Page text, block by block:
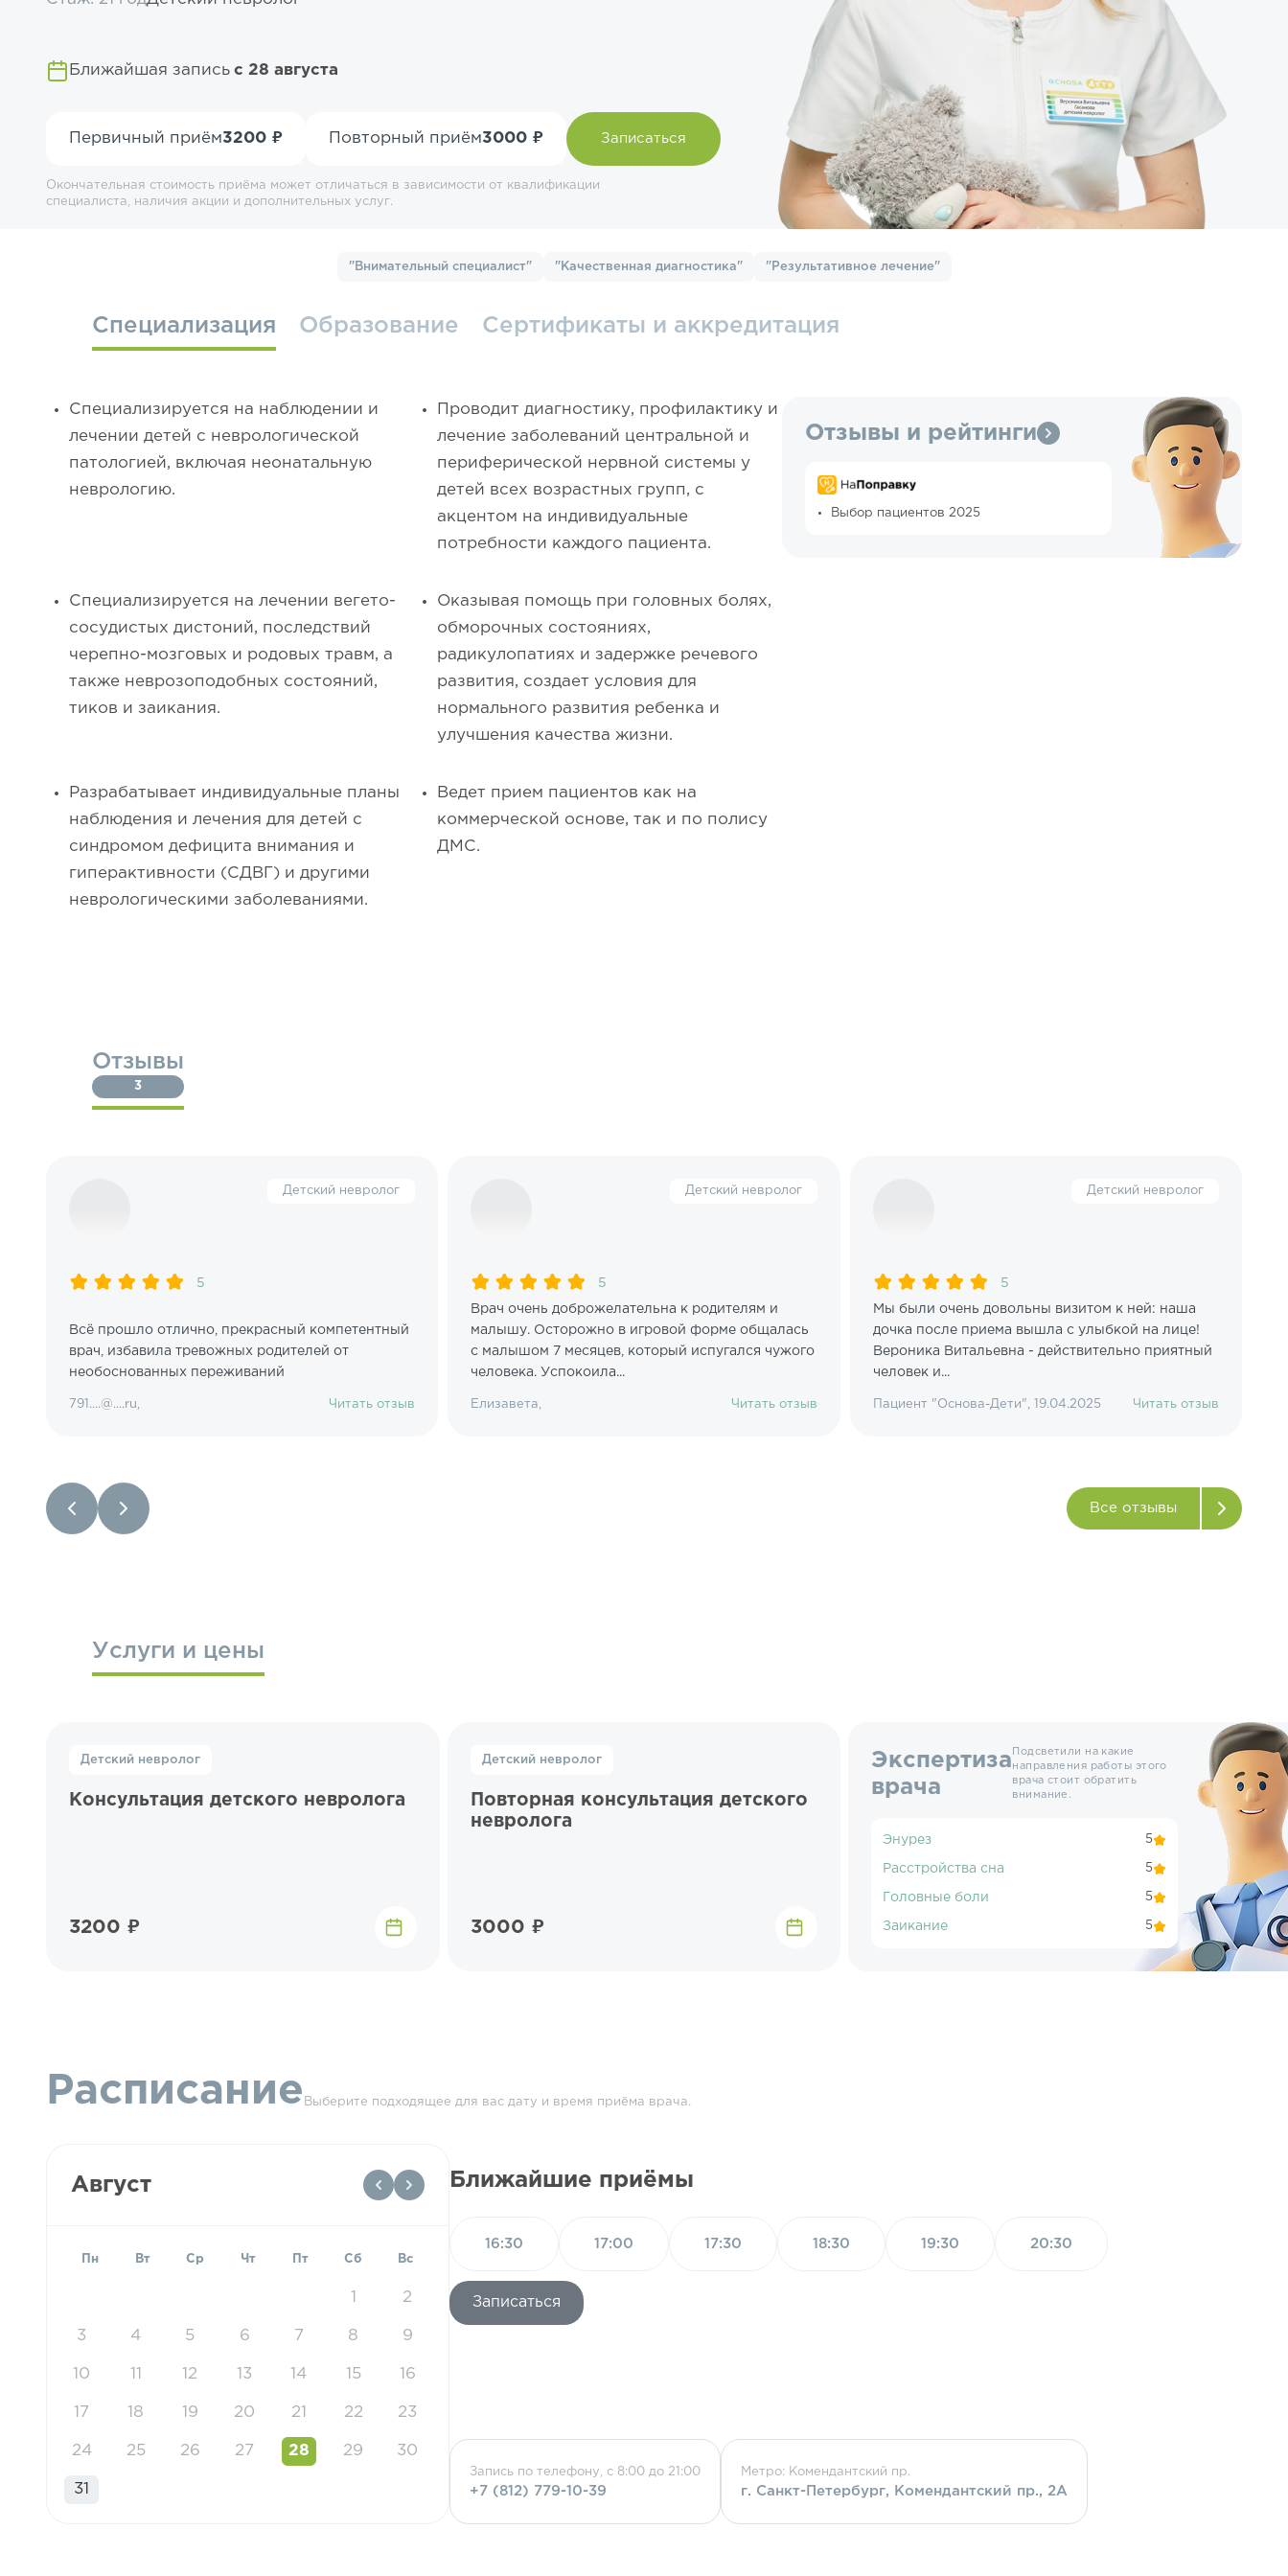
Ближайшая запись с 28 августа
Первичный приём3200 ₽ Повторный приём3000 ₽ Записаться
Окончательная стоимость приёма может отличаться в зависимости от квалификации
специалиста, наличия акции и дополнительных услуг.
"Внимательный специалист" "Качественная диагностика" "Результативное лечение"
Специализация Образование Сертификаты и аккредитация
Специализируется на наблюдении и
лечении детей с неврологической
патологией, включая неонатальную
неврологию.
Проводит диагностику, профилактику и
лечение заболеваний центральной и
периферической нервной системы у
детей всех возрастных групп, с
акцентом на индивидуальные
потребности каждого пациента.
Специализируется на лечении вегето-
сосудистых дистоний, последствий
черепно-мозговых и родовых травм, а
также неврозоподобных состояний,
тиков и заикания.
Оказывая помощь при головных болях,
обморочных состояниях,
радикулопатиях и задержке речевого
развития, создает условия для
нормального развития ребенка и
улучшения качества жизни.
Разрабатывает индивидуальные планы
наблюдения и лечения для детей с
синдромом дефицита внимания и
гиперактивности (СДВГ) и другими
неврологическими заболеваниями.
Ведет прием пациентов как на
коммерческой основе, так и по полису
ДМС.
Отзывы и рейтинги
Выбор пациентов 2025
Отзывы
3
Детский невролог
5
Всё прошло отлично, прекрасный компетентный
врач, избавила тревожных родителей от
необоснованных переживаний
791....@....ru, Читать отзыв
Детский невролог
5
Врач очень доброжелательна к родителям и
малышу. Осторожно в игровой форме общалась
с малышом 7 месяцев, который испугался чужого
человека. Успокоила...
Елизавета, Читать отзыв
Детский невролог
5
Мы были очень довольны визитом к ней: наша
дочка после приема вышла с улыбкой на лице!
Вероника Витальевна - действительно приятный
человек и...
Пациент "Основа-Дети", 19.04.2025 Читать отзыв
Все отзывы
Услуги и цены
Детский невролог
Консультация детского невролога
3200 ₽
Детский невролог
Повторная консультация детского
невролога
3000 ₽
Экспертиза
врача
Подсветили на какие
направления работы этого
врача стоит обратить
внимание.
Энурез 5
Расстройства сна 5
Головные боли 5
Заикание 5
Расписание Выберите подходящее для вас дату и время приёма врача.
Август
Пн Вт Ср Чт Пт Сб Вс
2
3 4 5 6 7 8 9
10 12 13 14 15 16
17 18 19 20 21 22 23
24 25 26 27 28 29 30
31
Ближайшие приёмы
16:30 17:00 17:30 18:30 19:30 20:30
Записаться
Запись по телефону, с 8:00 до 21:00
+7 (812) 779-10-39
Метро: Комендантский пр.
г. Санкт-Петербург, Комендантский пр., 2А